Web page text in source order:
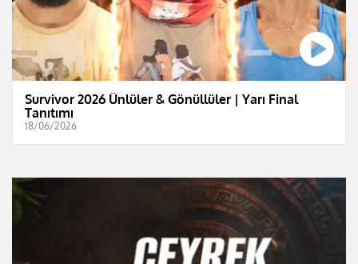
Survivor 2026 Ünlüler & Gönüllüler | Yarı Final
Tanıtımı
18/06/2026